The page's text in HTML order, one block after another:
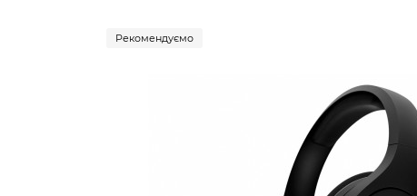
Рекомендуємо